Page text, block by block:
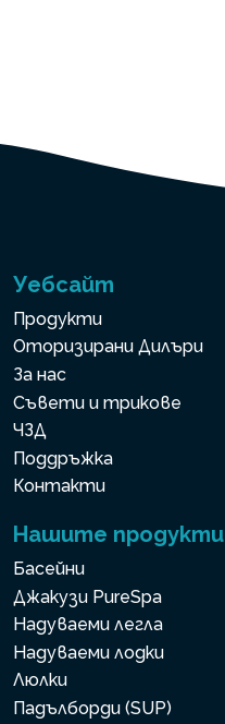
Уебсайт
Продукти
Оторизирани Дилъри
За нас
Съвети и трикове
ЧЗД
Поддръжка
Контакти
Нашите продукти
Басейни
Джакузи PureSpa
Надуваеми легла
Надуваеми лодки
Люлки
Падълборди (SUP)